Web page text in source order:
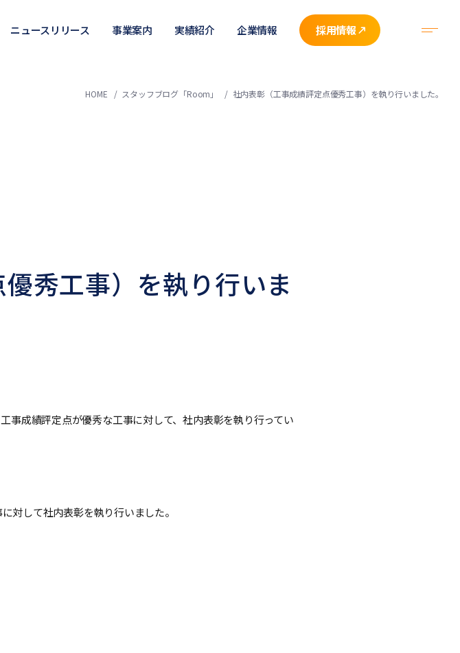
ニュースリリース 事業案内 実績紹介 企業情報 採用情報
HOME スタッフブログ「Room」 社内表彰（工事成績評定点優秀工事）を執り行いました。
秀工事）を執り行いま
事成績評定点が優秀な工事に対して、社内表彰を執り行ってい
対して社内表彰を執り行いました。